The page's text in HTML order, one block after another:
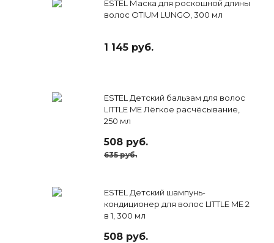
ESTEL Маска для роскошной длины
волос OTIUM LUNGO, 300 мл
1 145 руб.
ESTEL Детский бальзам для волос
LITTLE ME Лёгкое расчёсывание,
250 мл
508 руб.
635 руб.
ESTEL Детский шампунь-
кондиционер для волос LITTLE ME 2
в 1, 300 мл
508 руб.